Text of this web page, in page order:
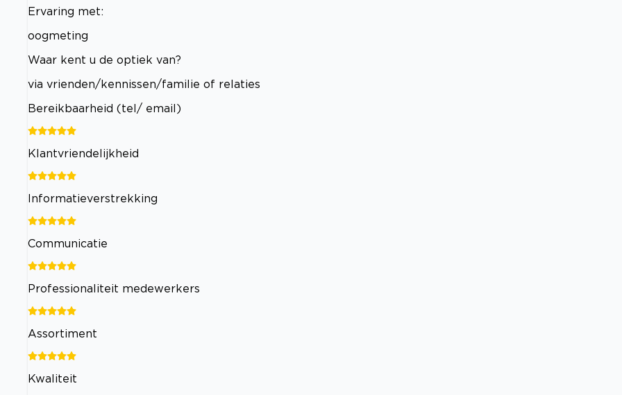
Ervaring met:
oogmeting
Waar kent u de optiek van?
via vrienden/kennissen/familie of relaties
Bereikbaarheid (tel/ email)
Klantvriendelijkheid
Informatieverstrekking
Communicatie
Professionaliteit medewerkers
Assortiment
Kwaliteit